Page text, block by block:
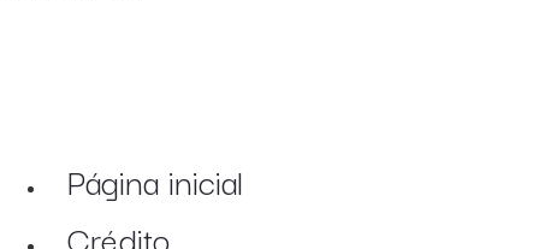
Página inicial
Crédito